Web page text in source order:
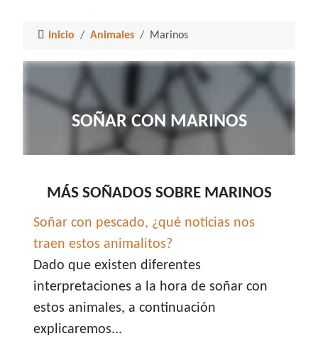
Inicio Animales Marinos
SOÑAR CON MARINOS
MÁS SOÑADOS SOBRE MARINOS
Soñar con pescado, ¿qué noticias nos
traen estos animalitos?
Dado que existen diferentes
interpretaciones a la hora de soñar con
estos animales, a continuación
explicaremos...